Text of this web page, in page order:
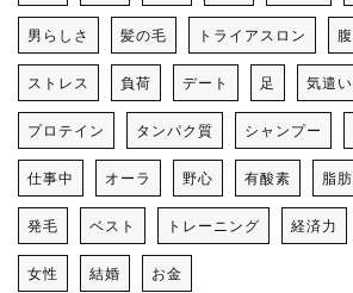
男らしさ 髪の毛 トライアスロン
ストレス 負荷 デート 足 気遣い
プロテイン タンパク質 シャンプー
仕事中 オーラ 野心 有酸素 脂肪
発毛 ベスト トレーニング 経済力
女性 結婚 お金